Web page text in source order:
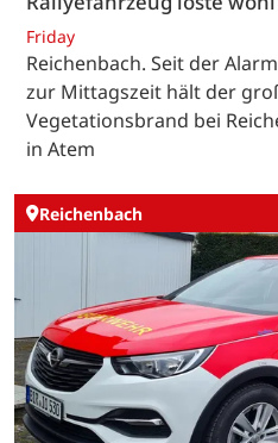
Friday
Reichenbach. Seit der
zur Mittagszeit hält der
Vegetationsbrand bei
in Atem
Reichenbach